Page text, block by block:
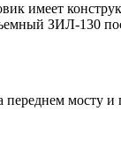
имеет
ЗИЛ-130
мосту и